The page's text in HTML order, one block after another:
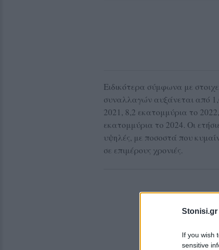
Stonisi.gr
If you wish
sensitive
Ειδικότερα σύμφωνα με
συναλλαγών αυξάνεται από
2021, 8,2 εκατομμύρια το
εκατομμύρια το 2024. Οι
υψηλές, με ποσοστά που
σε επιμέρους χρονιές.